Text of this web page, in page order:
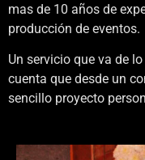
mas de 10 años de
producción de eventos.
Un servicio que va de
cuenta que desde un
sencillo proyecto